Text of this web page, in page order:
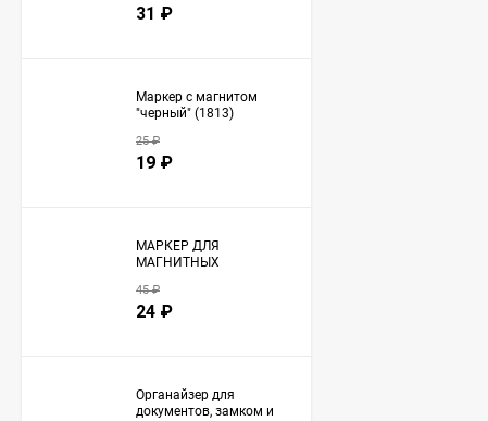
31 ₽
Маркер с магнитом
"черный" (1813)
25₽
19 ₽
МАРКЕР ДЛЯ
МАГНИТНЫХ
МАГНИТОМ (1453)
45₽
24 ₽
Органайзер для
документов, замком и